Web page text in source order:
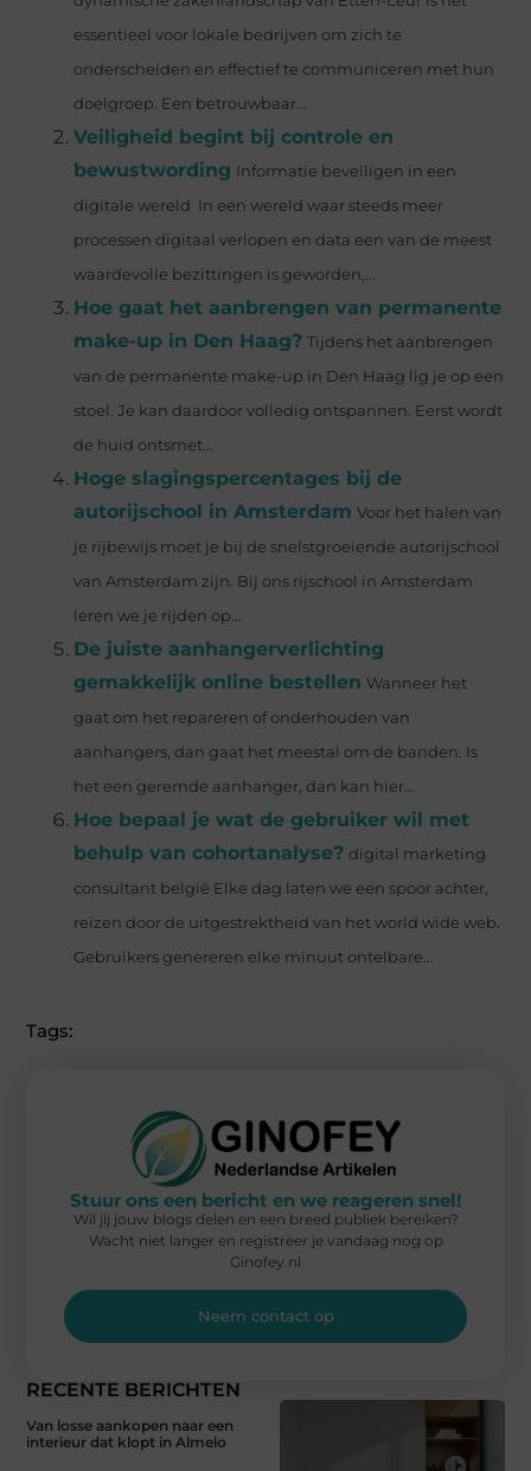
essentieel voor lokale bedrijven om zich te
onderscheiden en effectief te communiceren met hun
doelgroep. Een betrouwbaar...
Veiligheid begint bij controle en
bewustwording Informatie beveiligen in een
digitale wereld In een wereld waar steeds meer
processen digitaal verlopen en data een van de meest
waardevolle bezittingen is geworden,...
Hoe gaat het aanbrengen van permanente
make-up in Den Haag? Tijdens het aanbrengen
van de permanente make-up in Den Haag lig je op een
stoel. Je kan daardoor volledig ontspannen. Eerst wordt
de huid ontsmet...
Hoge slagingspercentages bij de
autorijschool in Amsterdam Voor het halen van
je rijbewijs moet je bij de snelstgroeiende autorijschool
van Amsterdam zijn. Bij ons rijschool in Amsterdam
leren we je rijden op...
De juiste aanhangerverlichting
gemakkelijk online bestellen Wanneer het
gaat om het repareren of onderhouden van
aanhangers, dan gaat het meestal om de banden. Is
het een geremde aanhanger, dan kan hier...
Hoe bepaal je wat de gebruiker wil met
behulp van cohortanalyse? digital marketing
consultant belgië Elke dag laten we een spoor achter,
reizen door de uitgestrektheid van het world wide web.
Gebruikers genereren elke minuut ontelbare...
Tags:
RECENTE BERICHTEN
Van losse aankopen naar een
interieur dat klopt in Almelo
Stuur ons een bericht en we reageren snel!
Wil jij jouw blogs delen en een breed publiek bereiken?
Wacht niet langer en registreer je vandaag nog op
Ginofey.nl
Neem contact op